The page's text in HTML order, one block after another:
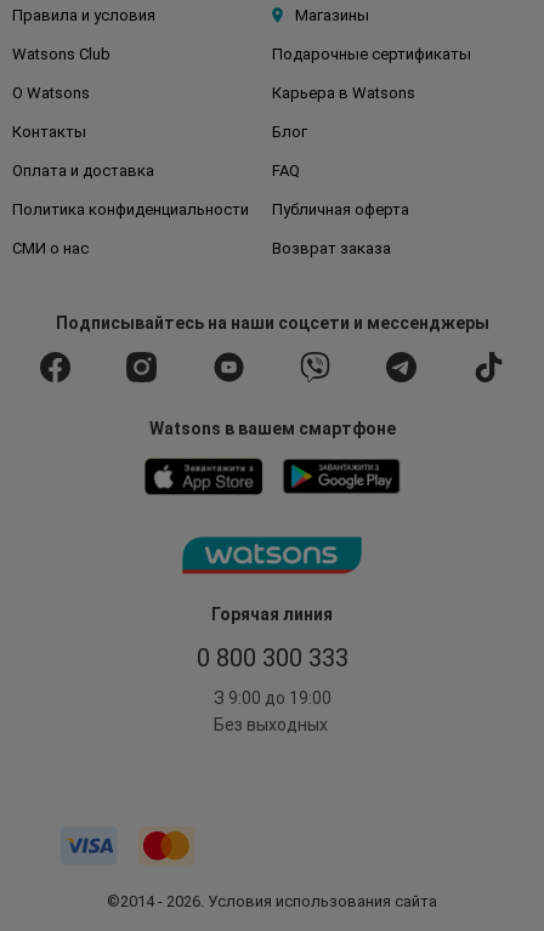
Горячая линия
0 800 300 333
З 9:00 до 19:00
Без выходных
Правила и условия Магазины
Watsons Club Подарочные сертификаты
О Watsons Карьера в Watsons
Контакты Блог
Оплата и доставка FAQ
Политика конфиденциальности Публичная оферта
СМИ о нас Возврат заказа
Подписывайтесьна наши соцсети и мессенджеры
Watsons в вашем смартфоне
©2014 - 2026. Условия использования сайта